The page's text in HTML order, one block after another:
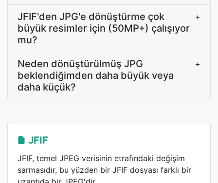
JFIF'den JPG'e dönüştürme çok
büyük resimler için (50MP+) çalışıyor
mu?
+
Neden dönüştürülmüş JPG
beklendiğimden daha büyük veya
daha küçük?
+
JFIF
JFIF, temel JPEG verisinin etrafındaki değişim
sarmasıdır, bu yüzden bir JFIF dosyası farklı bir